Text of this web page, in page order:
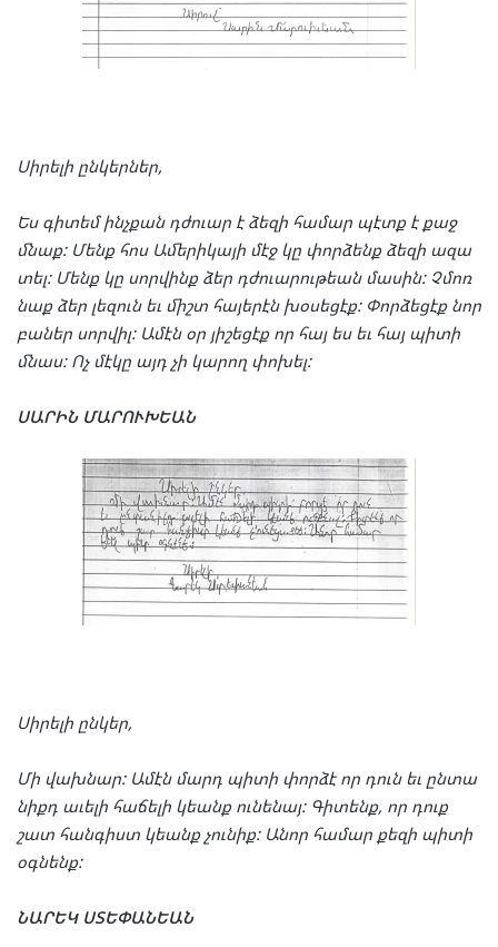
Սիրելի ընկերներ,
Ես գիտեմ ինչքան դժուար է ձեզի համար պէտք է քաջ
մնաք: Մենք հոս Ամերիկայի մէջ կը փորձենք ձեզի ազա
տել: Մենք կը սորվինք ձեր դժուարութեան մասին: Չմոռ
նաք ձեր լեզուն եւ միշտ հայերէն խօսեցէք: Փորձեցէք նոր
բաներ սորվիլ: Ամէն օր յիշեցէք որ հայ ես եւ հայ պիտի
մնաս: Ոչ մէկը այդ չի կարող փոխել:
ՍԱՐԻՆ ՄԱՐՈՒԽԵԱՆ
Սիրելի ընկեր,
Մի վախնար: Ամէն մարդ պիտի փորձէ որ դուն եւ ընտա
նիքդ աւելի հաճելի կեանք ունենայ: Գիտենք, որ դուք
շատ հանգիստ կեանք չունիք: Անոր համար քեզի պիտի
օգնենք:
ՆԱՐԵԿ ՍՏԵՓԱՆԵԱՆ